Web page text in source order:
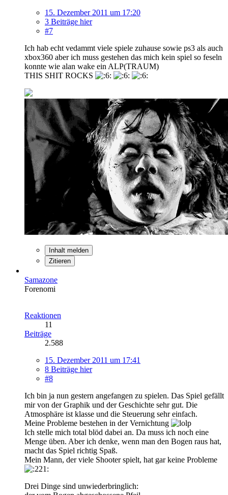
15. Dezember 2011 um 17:20
3 Beiträge hier
#7
Ich hab echt vedammt viele spiele zuhause sowie ps3 als auch
xbox360 aber ich muss gestehen das mich kein spiel so feseln
konnte wie alan wake ein ALP(TRAUM)
THIS SHIT ROCKS
Inhalt melden
Zitieren
Samazone
Forenomi
Reaktionen
11
Beiträge
2.588
15. Dezember 2011 um 17:41
8 Beiträge hier
#8
Ich bin ja nun gestern angefangen zu spielen. Das Spiel gefällt
mir von der Graphik und der Geschichte sehr gut. Die
Atmosphäre ist klasse und die Steuerung sehr einfach.
Meine Probleme bestehen in der Vernichtung
Ich stelle mich total blöd dabei an. Da muss ich noch eine
Menge üben. Aber ich denke, wenn man den Bogen raus hat,
macht das Spiel richtig Spaß.
Mein Mann, der viele Shooter spielt, hat gar keine Probleme
Drei Dinge sind unwiederbringlich: